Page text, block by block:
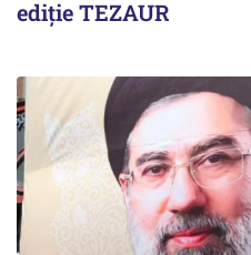
ediție TEZAUR